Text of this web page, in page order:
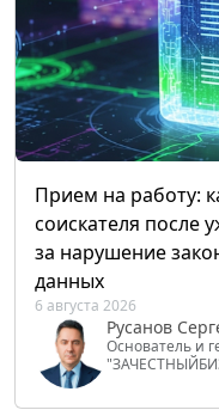
Прием на работу:
соискателя после
за нарушение
данных
6 августа 2026
Русанов
Основатель и